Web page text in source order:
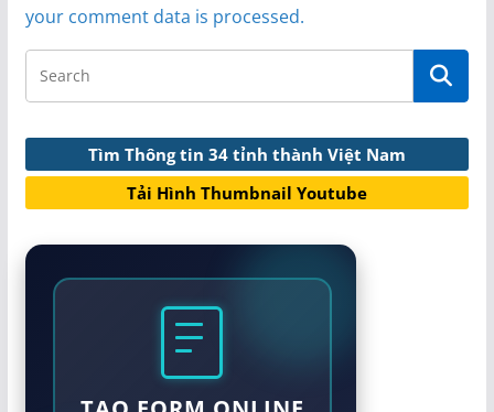
your comment data is processed.
Tìm Thông tin 34 tỉnh thành Việt Nam
Tải Hình Thumbnail Youtube